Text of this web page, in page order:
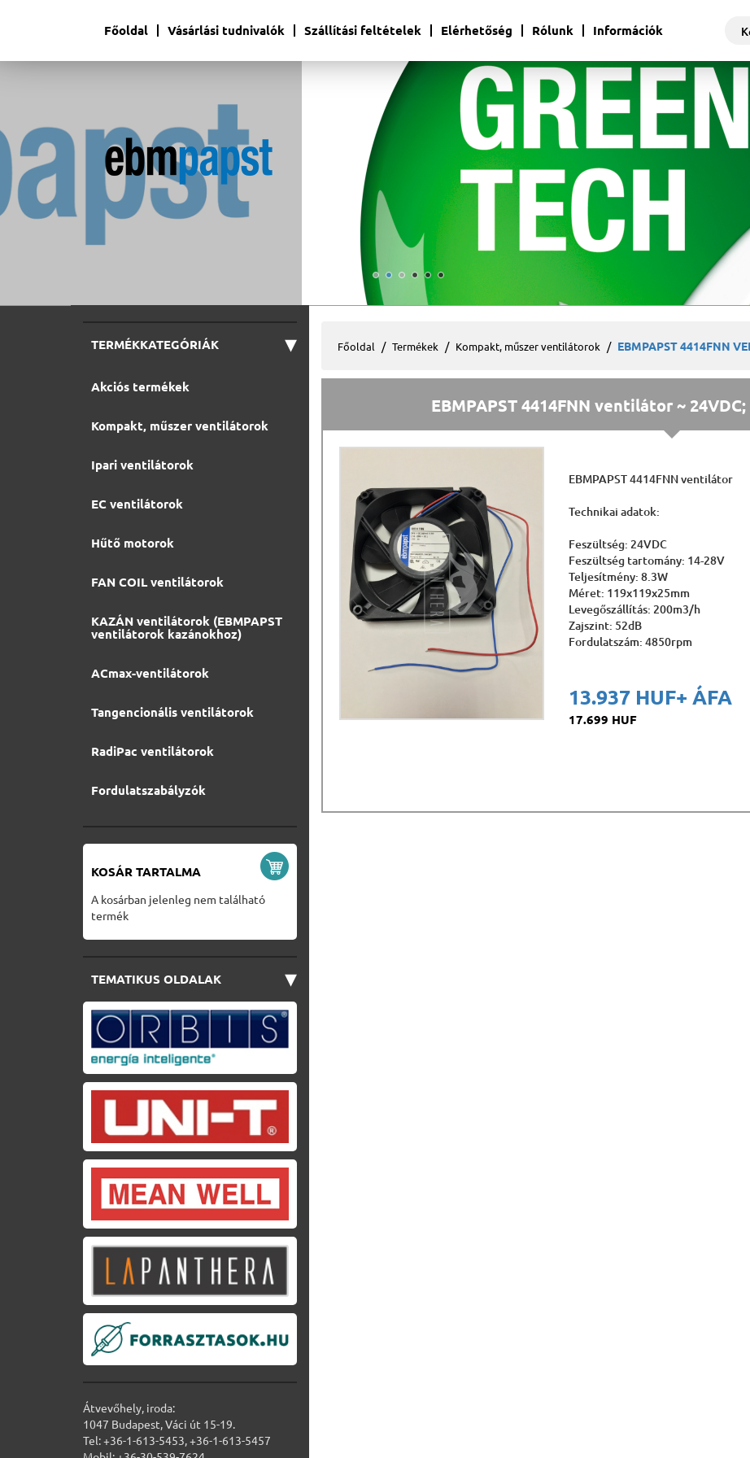
Főoldal Vásárlási tudnivalók Szállítási feltételek Elérhetőség Rólunk Információk
TERMÉKKATEGÓRIÁK ▾
Akciós termékek
Kompakt, műszer ventilátorok
Ipari ventilátorok
EC ventilátorok
Hűtő motorok
FAN COIL ventilátorok
KAZÁN ventilátorok (EBMPAPST
ventilátorok kazánokhoz)
ACmax-ventilátorok
Tangencionális ventilátorok
RadiPac ventilátorok
Fordulatszabályzók
KOSÁR TARTALMA
A kosárban jelenleg nem található
termék
TEMATIKUS OLDALAK ▾
Átvevőhely, iroda:
1047 Budapest, Váci út 15-19.
Tel: +36-1-613-5453, +36-1-613-5457
Főoldal Termékek Kompakt, műszer ventilátorok EBMPAPST 4414FNN
EBMPAPST 4414FNN ventilátor ~
EBMPAPST 4414FNN ventilátor
Technikai adatok:
Feszültség: 24VDC
Feszültség tartomány: 14-28V
Teljesítmény: 8.3W
Méret: 119x119x25mm
Levegőszállítás: 200m3/h
Zajszint: 52dB
Fordulatszám: 4850rpm
13.937 HUF+ ÁFA
17.699 HUF